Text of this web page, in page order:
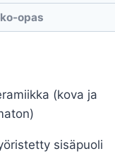
opas
(kova ja
sisäpuoli